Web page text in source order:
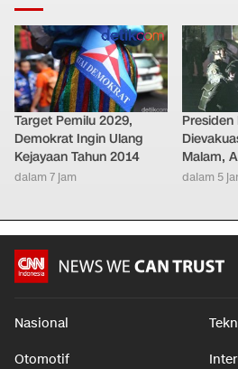
Target Pemilu 2029,
Demokrat Ingin Ulang
Kejayaan Tahun 2014
dalam 7 jam
Malam,
dalam 5
Nasional
Otomotif